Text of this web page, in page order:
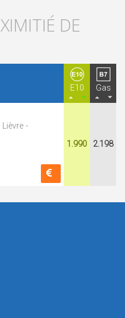
DE
E10 Gas
-
1.990 2.198